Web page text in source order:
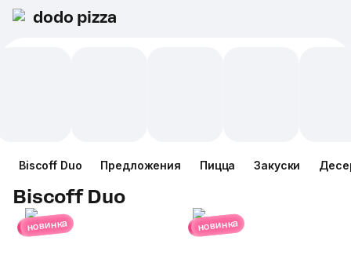
dodo pizza
Biscoff Duo Предложения Пицца Закуски
Biscoff Duo
новинка новинка